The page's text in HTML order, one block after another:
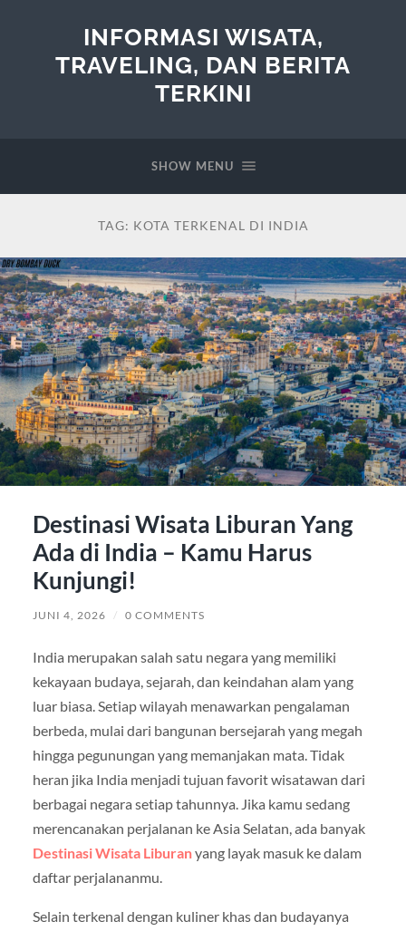
INFORMASI WISATA,
TRAVELING, DAN BERITA
TERKINI
SHOW MENU
TAG: KOTA TERKENAL DI INDIA
Destinasi Wisata Liburan Yang
Ada di India – Kamu Harus
Kunjungi!
JUNI 4, 2026 / 0 COMMENTS
India merupakan salah satu negara yang memiliki
kekayaan budaya, sejarah, dan keindahan alam yang
luar biasa. Setiap wilayah menawarkan pengalaman
berbeda, mulai dari bangunan bersejarah yang megah
hingga pegunungan yang memanjakan mata. Tidak
heran jika India menjadi tujuan favorit wisatawan dari
berbagai negara setiap tahunnya. Jika kamu sedang
merencanakan perjalanan ke Asia Selatan, ada banyak
Destinasi Wisata Liburanyang layak masuk ke dalam
daftar perjalananmu.
Selain terkenal dengan kuliner khas dan budayanya